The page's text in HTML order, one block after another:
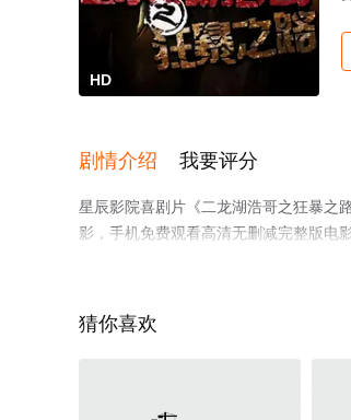
HD
剧情介绍 我要评分
星辰影院喜剧片《二龙湖浩哥之狂暴之
影，手机免费观看高清无删减完整版电
猜你喜欢